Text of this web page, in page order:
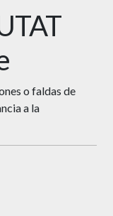
o faldas de
a la